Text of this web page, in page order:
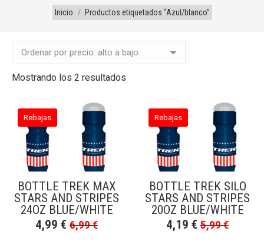
Estás aquí:
Inicio Productos etiquetados “Azul/blanco”
Mostrando los 2 resultados
precio:
Rebajas
BOTTLE TREK MAX
STARS AND STRIPES
24OZ BLUE/WHITE
4,99 € 6,99€
Rebajas
BOTTLE TREK SILO
STARS AND STRIPES
20OZ BLUE/WHITE
4,19 € 5,99€